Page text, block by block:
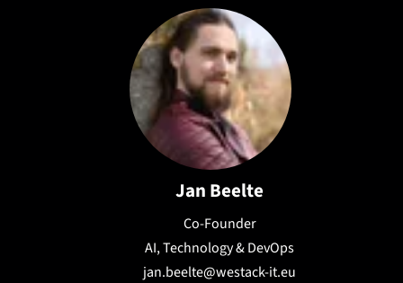
Jan Beelte
Co-Founder
AI, Technology & DevOps
jan.beelte@westack-it.eu